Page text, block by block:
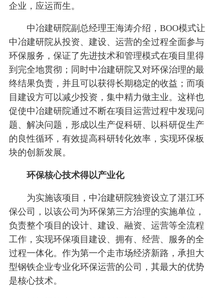
企业，应运而生。
中冶建研院副总经理王海涛介绍，BOO模式让
中冶建研院从投资、建设、运营的全过程全面参与
环保服务，保证了先进技术和管理模式在项目里得
到完全地贯彻；同时中冶建研院又对环保治理的最
终结果负责，并且可以获得长期稳定的收益；而项
目建设方可以减少投资，集中精力做主业。这样也
促使中冶建研院通过不断在项目运营过程中发现问
题、解决问题，形成以生产促科研、以科研促生产
的良性循环，有效提高科研转化效率，实现环保板
块的创新发展。
环保核心技术得以产业化
为实施该项目，中冶建研院独资设立了湛江环
保公司，以该公司为环保第三方治理的实施单位，
负责整个项目的设计、建设、融资、运营等全流程
工作，实现环保项目建设、拥有、经营、服务的全
过程一体化。作为第一个走市场经济新路，承担大
型钢铁企业专业化环保运营的公司，其最大的优势
是核心技术。